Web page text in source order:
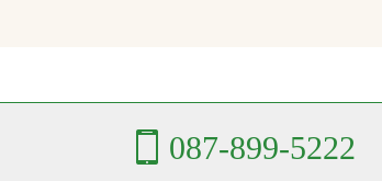
087-899-5222